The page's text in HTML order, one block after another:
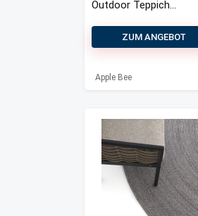
Outdoor Teppich
ZUM ANGEBOT
Apple Bee